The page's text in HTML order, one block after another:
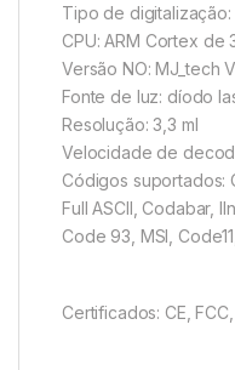
Tipo de digitalização:
CPU: ARM Cortex de
Versão NO: MJ_tech
Fonte de luz: díodo
Resolução: 3,3 ml
Velocidade de
Códigos suportados:
Full ASCII, Codabar,
Code 93, MSI,
Certificados: CE,